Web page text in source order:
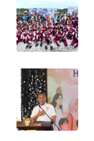
WAHANANEWS
CO ID
NET
WAHANA
SPORT